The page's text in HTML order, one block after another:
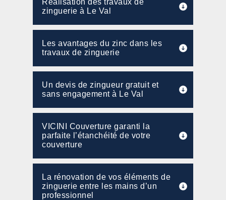
Réalisation des travaux de
zinguerie à Le Val
Les avantages du zinc dans les
travaux de zinguerie
Un devis de zingueur gratuit et
sans engagement à Le Val
VICINI Couverture garanti la
parfaite l’étanchéité de votre
couverture
La rénovation de vos éléments de
zinguerie entre les mains d’un
professionnel